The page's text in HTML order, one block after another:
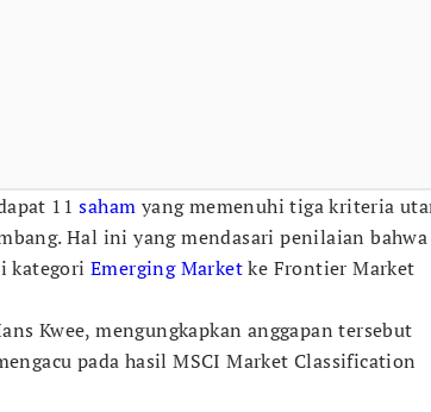
11saham yang memenuhi tiga kriteria
Hal ini yang mendasari penilaian bahwa
kategori Emerging Marketke Frontier Market
Kwee, mengungkapkan anggapan tersebut
pada hasil MSCI Market Classification